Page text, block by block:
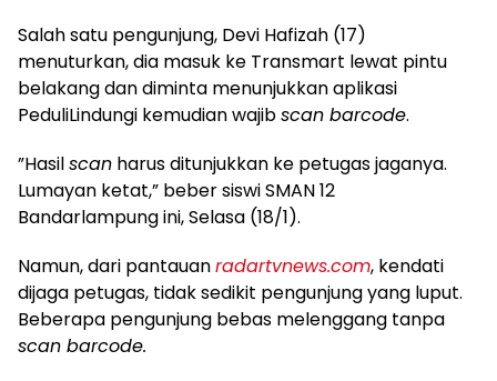
Salah satu pengunjung, Devi Hafizah (17)
menuturkan, dia masuk ke Transmart lewat pintu
belakang dan diminta menunjukkan aplikasi
PeduliLindungi kemudian wajibscan barcode.
”Hasilscan harus ditunjukkan ke petugas jaganya.
Lumayan ketat,” beber siswi SMAN 12
Bandarlampung ini, Selasa (18/1).
Namun, dari pantauanradartvnews.com, kendati
dijaga petugas, tidak sedikit pengunjung yang luput.
Beberapa pengunjung bebas melenggang tanpa
scan barcode.